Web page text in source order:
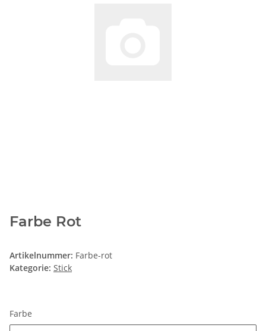
Farbe Rot
Artikelnummer: Farbe-rot
Kategorie: Stick
Farbe